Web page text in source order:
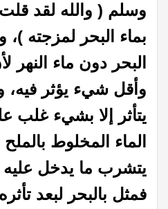
وسلم ( والله لقد
بماء البحر لمزجته )،
البحر دون ماء النهر
وأقل شيء يؤثر فيه،
يتأثر إلا بشيء غلب
الماء المخلوط
يتشرب ما يدخل عليه
فمثل بالبحر لبعد